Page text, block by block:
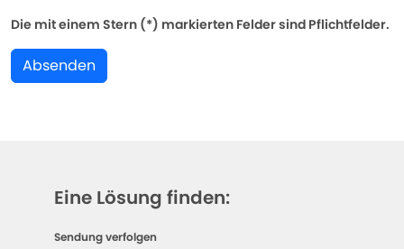
Die mit einem Stern (*) markierten Felder sind Pflichtfelder.
Absenden
Eine Lösung finden:
Sendung verfolgen